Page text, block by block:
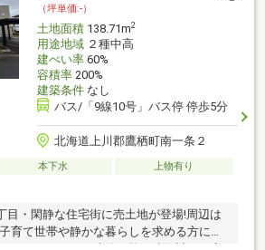
（坪単価:-）
土地面積138.71m2
用途地域２種中高
建ぺい率60%
容積率200%
建築条件なし
バス/「9線10号」バス停 停歩5分
北海道上川郡鷹栖町南一条２
本下水
上物有り
目・閑静な住宅街に売土地が登場!周辺は
育て世帯や静かな暮らしを求める方にお